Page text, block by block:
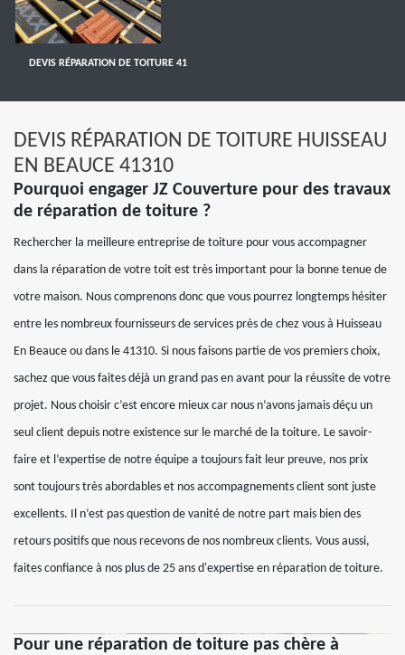
DEVIS RÉPARATION DE TOITURE 41
DEVIS RÉPARATION DE TOITURE HUISSEAU
EN BEAUCE 41310
Pourquoi engager JZ Couverture pour des travaux
de réparation de toiture ?
Rechercher la meilleure entreprise de toiture pour vous accompagner
dans la réparation de votre toit est très important pour la bonne tenue de
votre maison. Nous comprenons donc que vous pourrez longtemps hésiter
entre les nombreux fournisseurs de services près de chez vous à Huisseau
En Beauce ou dans le 41310. Si nous faisons partie de vos premiers choix,
sachez que vous faites déjà un grand pas en avant pour la réussite de votre
projet. Nous choisir c’est encore mieux car nous n’avons jamais déçu un
seul client depuis notre existence sur le marché de la toiture. Le savoir-
faire et l’expertise de notre équipe a toujours fait leur preuve, nos prix
sont toujours très abordables et nos accompagnements client sont juste
excellents. Il n’est pas question de vanité de notre part mais bien des
retours positifs que nous recevons de nos nombreux clients. Vous aussi,
faites confiance à nos plus de 25 ans d'expertise en réparation de toiture.
Pour une réparation de toiture pas chère à